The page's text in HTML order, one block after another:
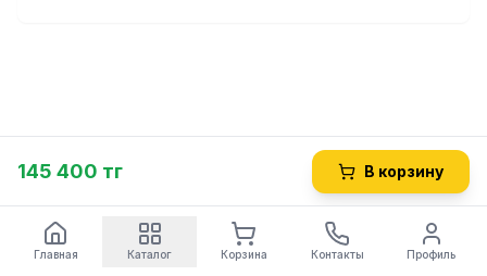
145 400 тг В корзину
Главная Каталог Корзина Контакты Профиль